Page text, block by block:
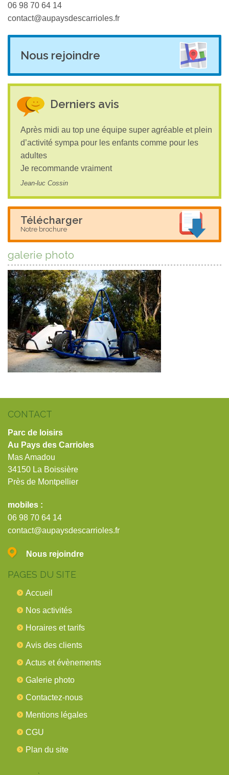
06 98 70 64 14
contact@aupaysdescarrioles.fr
Nous rejoindre
Derniers avis
Après midi au top une équipe super agréable et plein
d’activité sympa pour les enfants comme pour les
adultes
Je recommande vraiment
Jean-luc Cossin
Télécharger
Notre brochure
galerie photo
CONTACT
Parc de loisirs
Au Pays des Carrioles
Mas Amadou
34150 La Boissière
Près de Montpellier
mobiles :
06 98 70 64 14
contact@aupaysdescarrioles.fr
Nous rejoindre
PAGES DU SITE
Accueil
Nos activités
Horaires et tarifs
Avis des clients
Actus et évènements
Galerie photo
Contactez-nous
Mentions légales
CGU
Plan du site